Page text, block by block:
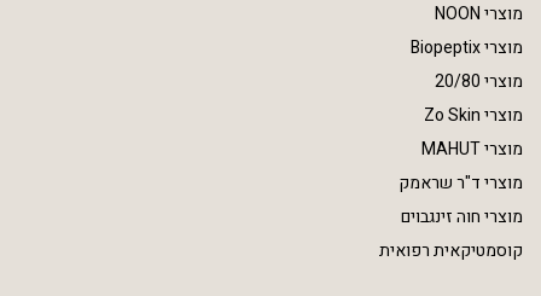
מוצרי NOON
מוצרי Biopeptix
מוצרי 20/80
מוצרי Zo Skin
מוצרי MAHUT
מוצרי ד"ר שראמק
מוצרי חוה זינגבוים
קוסמטיקאית רפואית